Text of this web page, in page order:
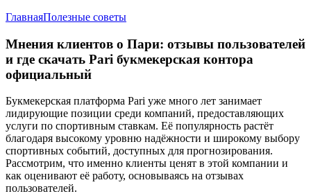
ГлавнаяПолезные советы
Мнения клиентов о Пари: отзывы пользователей
и где скачать Pari букмекерская контора
официальный
Букмекерская платформа Pari уже много лет занимает
лидирующие позиции среди компаний, предоставляющих
услуги по спортивным ставкам. Её популярность растёт
благодаря высокому уровню надёжности и широкому выбору
спортивных событий, доступных для прогнозирования.
Рассмотрим, что именно клиенты ценят в этой компании и
как оценивают её работу, основываясь на отзывах
пользователей.